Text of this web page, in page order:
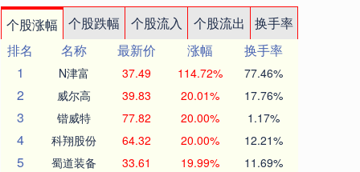
个股涨幅 个股跌幅 个股流入 个股流出
换手率
排名
名称 最新价 涨幅
换手率
1
N津富 37.49 114.72% 77.46%
2 威尔高 39.83 20.01% 17.76%
3 锴威特 77.82 20.00% 1.17%
4 科翔股份 64.32 20.00% 12.21%
5 蜀道装备 33.61 19.99% 11.69%